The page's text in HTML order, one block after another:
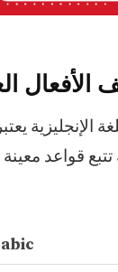
الأفعال
الإنجليزية
قواعد